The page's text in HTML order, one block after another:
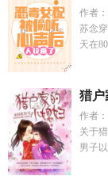
作者
苏念
天在
猎户
作者
关于
男子